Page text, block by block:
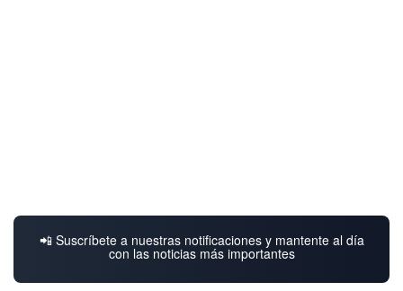
📲 Suscríbete a nuestras notificaciones y mantente al día
con las noticias más importantes